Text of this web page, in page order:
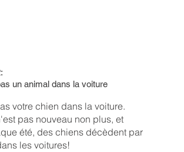
un animal dans la voiture
votre chien dans la voiture.
pas nouveau non plus, et
été, des chiens décèdent par
les voitures!